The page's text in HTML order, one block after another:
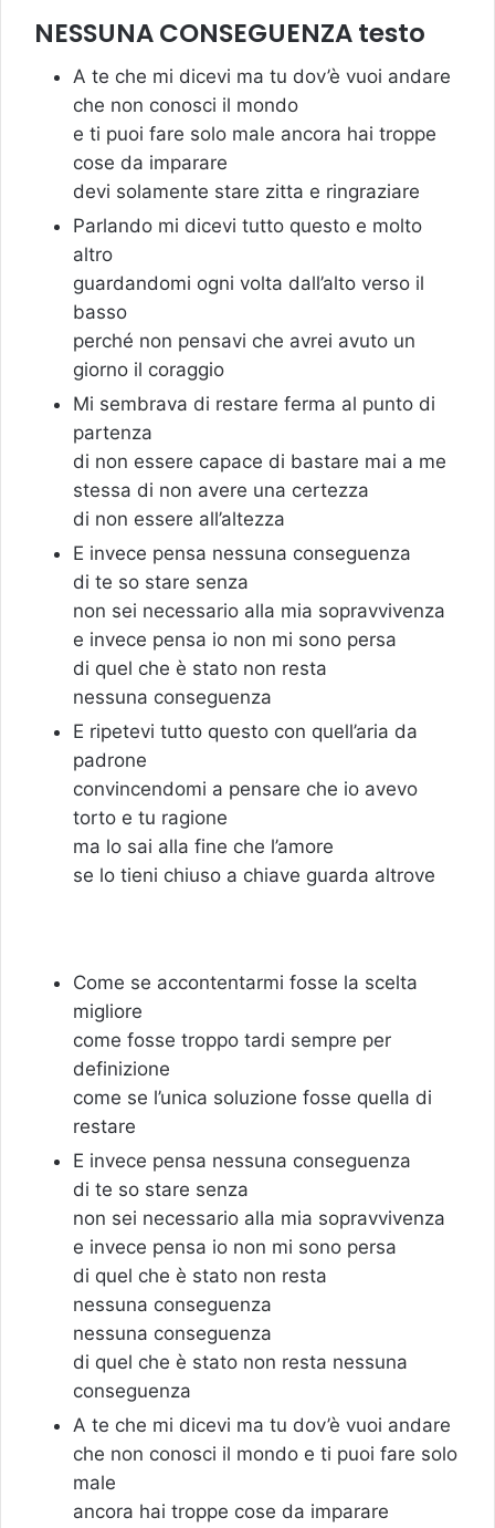
NESSUNA CONSEGUENZA testo
A te che mi dicevi ma tu dov’è vuoi andare
che non conosci il mondo
e ti puoi fare solo male ancora hai troppe
cose da imparare
devi solamente stare zitta e ringraziare
Parlando mi dicevi tutto questo e molto
altro
guardandomi ogni volta dall’alto verso il
basso
perché non pensavi che avrei avuto un
giorno il coraggio
Mi sembrava di restare ferma al punto di
partenza
di non essere capace di bastare mai a me
stessa di non avere una certezza
di non essere all’altezza
E invece pensa nessuna conseguenza
di te so stare senza
non sei necessario alla mia sopravvivenza
e invece pensa io non mi sono persa
di quel che è stato non resta
nessuna conseguenza
E ripetevi tutto questo con quell’aria da
padrone
convincendomi a pensare che io avevo
torto e tu ragione
ma lo sai alla fine che l’amore
se lo tieni chiuso a chiave guarda altrove
Come se accontentarmi fosse la scelta
migliore
come fosse troppo tardi sempre per
definizione
come se l’unica soluzione fosse quella di
restare
E invece pensa nessuna conseguenza
di te so stare senza
non sei necessario alla mia sopravvivenza
e invece pensa io non mi sono persa
di quel che è stato non resta
nessuna conseguenza
nessuna conseguenza
di quel che è stato non resta nessuna
conseguenza
A te che mi dicevi ma tu dov’è vuoi andare
che non conosci il mondo e ti puoi fare solo
male
ancora hai troppe cose da imparare